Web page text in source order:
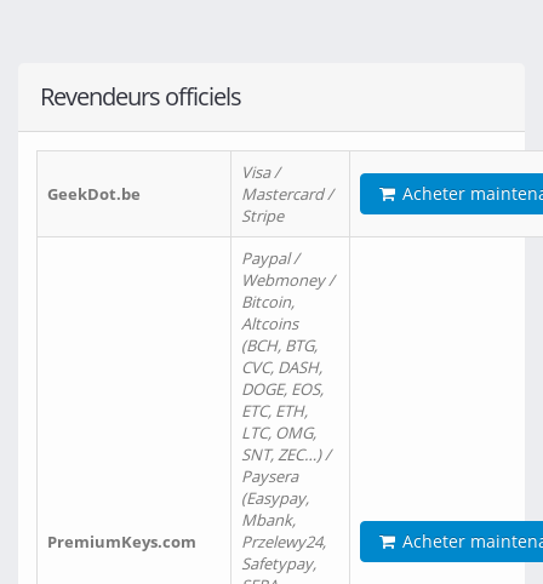
Revendeurs officiels
GeekDot.be
Visa /
Mastercard /
Stripe
Acheter
PremiumKeys.com
Paypal /
Webmoney /
Bitcoin,
Altcoins
(BCH, BTG,
CVC, DASH,
DOGE, EOS,
ETC, ETH,
LTC, OMG,
SNT, ZEC…) /
Paysera
(Easypay,
Mbank,
Przelewy24,
Safetypay,
Acheter